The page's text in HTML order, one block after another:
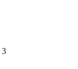
3